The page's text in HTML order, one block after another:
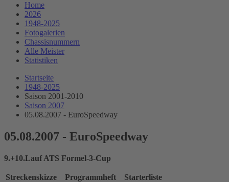
Home
2026
1948-2025
Fotogalerien
Chassisnummern
Alle Meister
Statistiken
Startseite
1948-2025
Saison 2001-2010
Saison 2007
05.08.2007 - EuroSpeedway
05.08.2007 - EuroSpeedway
9.+10.Lauf ATS Formel-3-Cup
Streckenskizze Programmheft Starterliste